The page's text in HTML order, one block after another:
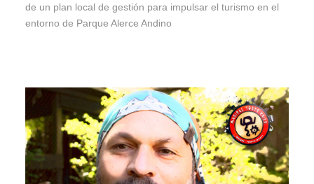
de un plan local de gestión para impulsar el turismo en el
entorno de Parque Alerce Andino